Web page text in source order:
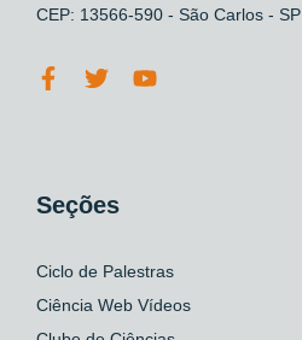
CEP: 13566-590 - São Carlos - SP
Seções
Ciclo de Palestras
Ciência Web Vídeos